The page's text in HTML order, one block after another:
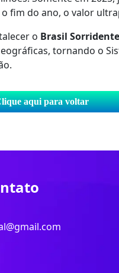
fim do ano, o valor
o Brasil Sorridente
tornando o
aqui para voltar